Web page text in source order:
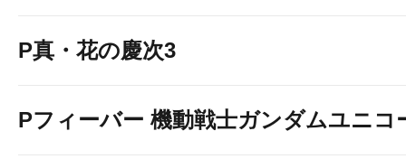
P真・花の慶次3
Pフィーバー 機動戦士ガンダムユニコ